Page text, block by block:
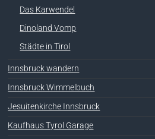
Das Karwendel
Dinoland Vomp
Städte in Tirol
Innsbruck wandern
Innsbruck Wimmelbuch
Jesuitenkirche Innsbruck
Kaufhaus Tyrol Garage